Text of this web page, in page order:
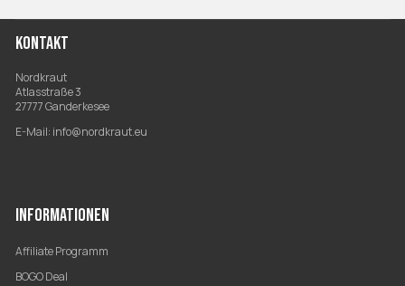
KONTAKT
Nordkraut
Atlasstraße 3
27777 Ganderkesee
E-Mail: info@nordkraut.eu
INFORMATIONEN
Affiliate Programm
BOGO Deal